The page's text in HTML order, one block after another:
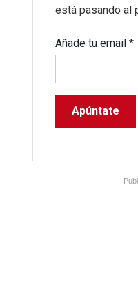
está pasando al
Añade tu email*